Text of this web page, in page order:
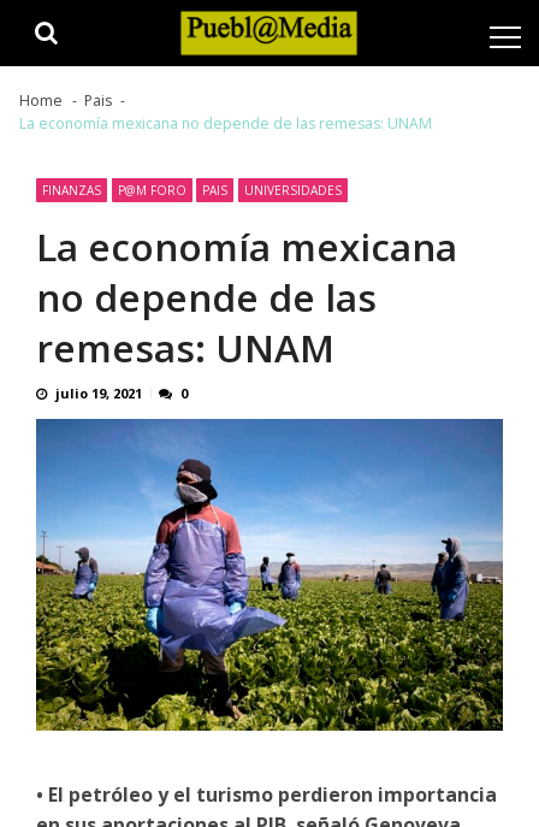
Home
Pais
La economía mexicana no depende de las remesas: UNAM
FINANZAS P@M FORO PAIS UNIVERSIDADES
La economía mexicana
no depende de las
remesas: UNAM
julio 19, 2021 0
• El petróleo y el turismo perdieron importancia